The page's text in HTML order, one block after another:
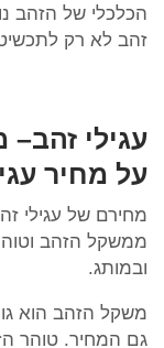
הכלכלי של הזהב
זהב לא רק
עגילי
על מחיר
מחירם של עגילי
ממשקל הזהב
ובמותג.
משקל הזהב הוא
גם המחיר. טוהר